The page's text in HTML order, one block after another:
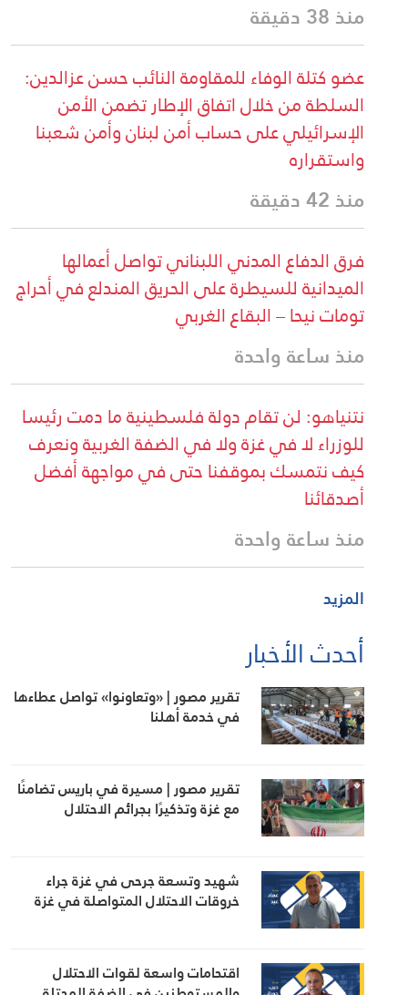
منذ 38 دقيقة
عضو كتلة الوفاء للمقاومة النائب حسن عزالدين:
السلطة من خلال اتفاق الإطار تضمن الأمن
الإسرائيلي على حساب أمن لبنان وأمن شعبنا
واستقراره
منذ 42 دقيقة
فرق الدفاع المدني اللبناني تواصل أعمالها
الميدانية للسيطرة على الحريق المندلع في أحراج
تومات نيحا – البقاع الغربي
منذ ساعة واحدة
نتنياهو: لن تقام دولة فلسطينية ما دمت رئيسا
للوزراء لا في غزة ولا في الضفة الغربية ونعرف
كيف نتمسك بموقفنا حتى في مواجهة أفضل
أصدقائنا
منذ ساعة واحدة
المزيد
أحدث الأخبار
تقرير مصور | «وتعاونوا» تواصل عطاءها
في خدمة أهلنا
تقرير مصور | مسيرة في باريس تضامنًا
مع غزة وتذكيرًا بجرائم الاحتلال
شهيد وتسعة جرحى في غزة جراء
خروقات الاحتلال المتواصلة في غزة
اقتحامات واسعة لقوات الاحتلال